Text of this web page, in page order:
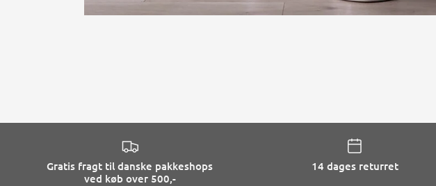
Gratis fragt til danske pakkeshops
ved køb over 500,-
14 dages returret